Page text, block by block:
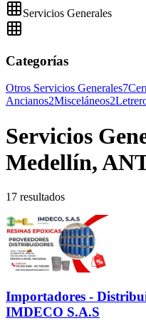
Servicios Generales
Categorías
Otros Servicios Generales7
Ancianos2Misceláneos2
Servicios
Medellín,
17 resultados
Importadores -
IMDECO S.A.S